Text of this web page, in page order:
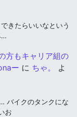
きたらいいなという
…
方もキャリア組の
ー に ちゃ。
よ
バイクのタンクにな
お